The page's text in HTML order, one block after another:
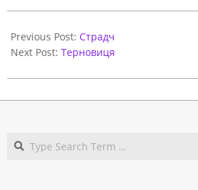
11-
07
Previous Post: Страдч
Next Post: Терновиця